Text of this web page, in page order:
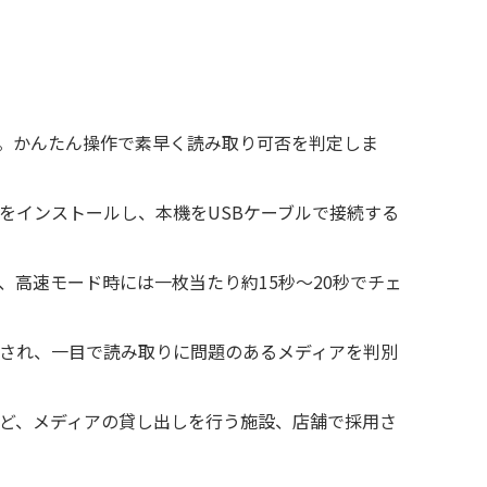
かんたん操作で素早く読み取り可否を判定しま
インストールし、本機をUSBケーブルで接続する
高速モード時には一枚当たり約15秒～20秒でチェ
れ、一目で読み取りに問題のあるメディアを判別
、メディアの貸し出しを行う施設、店舗で採用さ